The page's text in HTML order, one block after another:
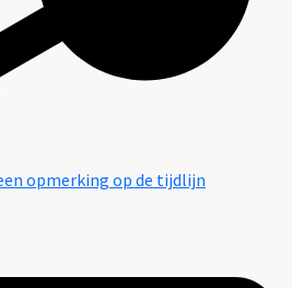
opmerking op de tijdlijn